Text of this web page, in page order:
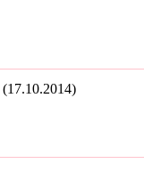
(17.10.2014)